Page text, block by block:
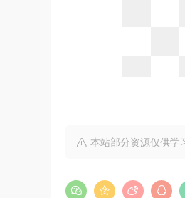
本站部分资源仅供学